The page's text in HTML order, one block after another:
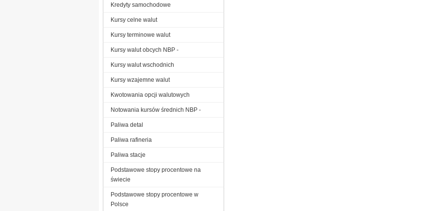
Kredyty samochodowe
Kursy celne walut
Kursy terminowe walut
Kursy walut obcych NBP -
Kursy walut wschodnich
Kursy wzajemne walut
Kwotowania opcji walutowych
Notowania kursów średnich NBP -
Paliwa detal
Paliwa rafineria
Paliwa stacje
Podstawowe stopy procentowe na
świecie
Podstawowe stopy procentowe w
Polsce